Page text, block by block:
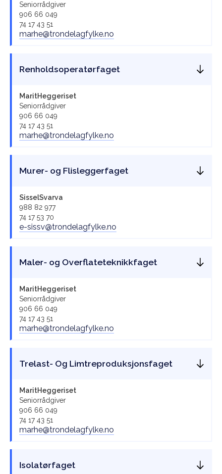
Seniorrådgiver
906 66 049
74 17 43 51
marhe@trondelagfylke.no
Renholdsoperatørfaget
MaritHeggeriset
Seniorrådgiver
906 66 049
74 17 43 51
marhe@trondelagfylke.no
Murer- og Flisleggerfaget
SisselSvarva
988 82 977
74 17 53 70
e-sissv@trondelagfylke.no
Maler- og Overflateteknikkfaget
MaritHeggeriset
Seniorrådgiver
906 66 049
74 17 43 51
marhe@trondelagfylke.no
Trelast- Og Limtreproduksjonsfaget
MaritHeggeriset
Seniorrådgiver
906 66 049
74 17 43 51
marhe@trondelagfylke.no
Isolatørfaget